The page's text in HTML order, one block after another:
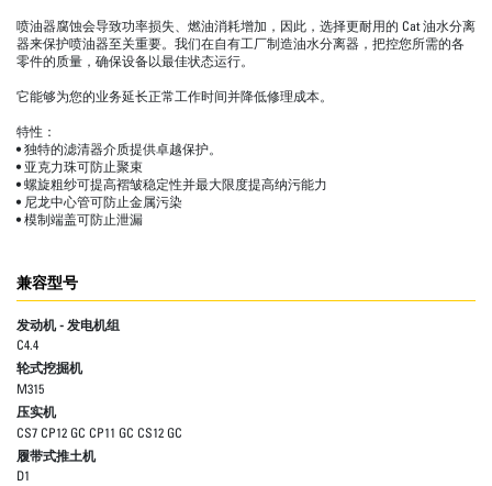
喷油器腐蚀会导致功率损失、燃油消耗增加，因此，选择更耐用的 Cat 油水分离
器来保护喷油器至关重要。我们在自有工厂制造油水分离器，把控您所需的各
零件的质量，确保设备以最佳状态运行。
它能够为您的业务延长正常工作时间并降低修理成本。
特性：
• 独特的滤清器介质提供卓越保护。
• 亚克力珠可防止聚束
• 螺旋粗纱可提高褶皱稳定性并最大限度提高纳污能力
• 尼龙中心管可防止金属污染
• 模制端盖可防止泄漏
兼容型号
发动机 - 发电机组
C4.4
轮式挖掘机
M315
压实机
CS7 CP12 GC CP11 GC CS12 GC
履带式推土机
D1